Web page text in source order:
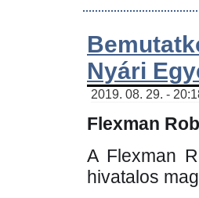
Nyári
2019. 08. 29. -
Flexman
A Flexman
hivatalos